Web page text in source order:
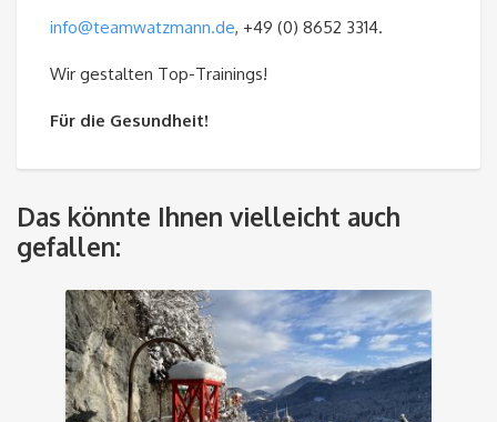
info@teamwatzmann.de, +49 (0) 8652 3314.
Wir gestalten Top-Trainings!
Für die Gesundheit!
Das könnte Ihnen vielleicht auch
gefallen: